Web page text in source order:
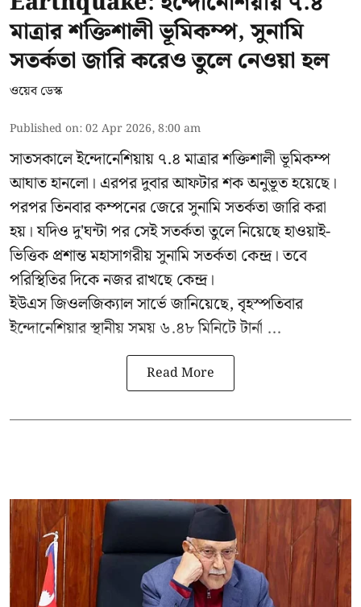
মাত্রার শক্তিশালী ভূমিকম্প, সুনামি
সতর্কতা জারি করেও তুলে নেওয়া হল
ওয়েব ডেস্ক
Published on:02 Apr 2026, 8:00 am
সাতসকালে ইন্দোনেশিয়ায় ৭.৪ মাত্রার শক্তিশালী ভূমিকম্প
আঘাত হানলো। এরপর দুবার আফটার শক অনুভূত হয়েছে।
পরপর তিনবার কম্পনের জেরে সুনামি সতর্কতা জারি করা
হয়। যদিও দু'ঘন্টা পর সেই সতর্কতা তুলে নিয়েছে হাওয়াই-
ভিত্তিক প্রশান্ত মহাসাগরীয় সুনামি সতর্কতা কেন্দ্র। তবে
পরিস্থিতির দিকে নজর রাখছে কেন্দ্র।
ইউএস জিওলজিক্যাল সার্ভে জানিয়েছে, বৃহস্পতিবার
ইন্দোনেশিয়ার স্থানীয় সময় ৬.৪৮ মিনিটে টার্না ...
Read More